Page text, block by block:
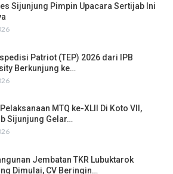
Sijunjung Pimpin Upacara Sertijab Ini
Patriot (TEP) 2026 dari IPB
Berkunjung ke…
MTQ ke-XLII Di Koto VII,
Sijunjung Gelar…
Jembatan TKR Lubuktarok
Dimulai, CV Beringin…